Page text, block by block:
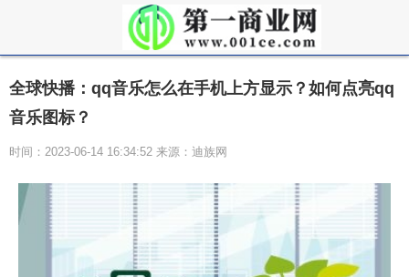
全球快播：qq音乐怎么在手机上方显示？如何点亮qq
音乐图标？
时间：2023-06-14 16:34:52 来源：迪族网